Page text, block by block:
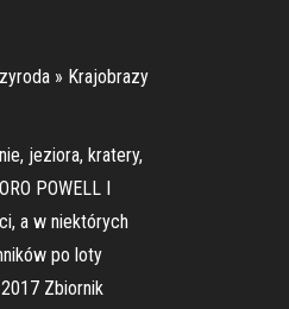
» Krajobrazy
jeziora, kratery,
POWELL I
a w niektórych
po loty
Zbiornik